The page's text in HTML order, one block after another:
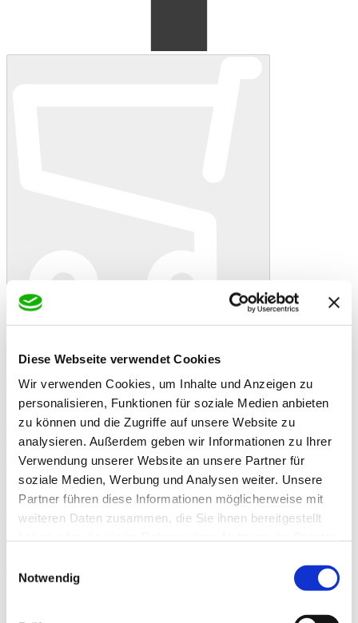
Diese Webseite verwendet Cookies
Wir verwenden Cookies, um Inhalte und Anzeigen zu
personalisieren, Funktionen für soziale Medien anbieten
zu können und die Zugriffe auf unsere Website zu
analysieren. Außerdem geben wir Informationen zu Ihrer
Verwendung unserer Website an unsere Partner für
soziale Medien, Werbung und Analysen weiter. Unsere
Partner führen diese Informationen möglicherweise mit
weiteren Daten zusammen, die Sie ihnen bereitgestellt
Notwendig
In den Warenkorb Danke! Etwas ist schiefgelaufen
Dinkelspreu 1 kg
Dinkelspreu – Natürliche Füllung für Ihr Wärmekissen
Dinkelspreu ist das perfekte Naturmaterial für die Befüllung von
Wärme- und Entspannungskissen. Schon seit Jahrhunderten wird
Dinkel in der Naturheilkunde geschätzt – nicht nur für seine
gesundheitsfördernden Eigenschaften, sondern auch wegen seiner
hervorragenden Fähigkeit, Wärme und Feuchtigkeit aufzunehmen.
Warum Dinkelspreu ideal für Wärmekissen ist
Dinkelspreu ist besonders leicht, atmungsaktiv und formstabil,
Wärme- oder Kältebehandlungen gezielt eingesetzt werden – ideal
einfach zur Entspannung.